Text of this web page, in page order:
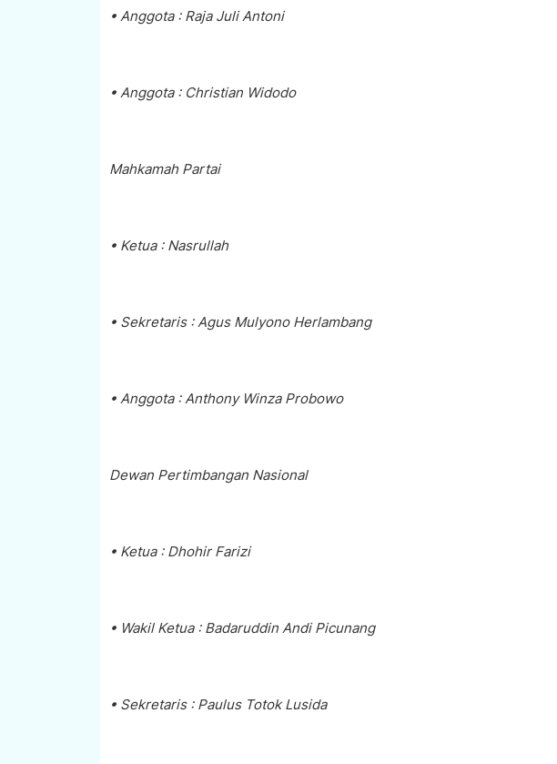
• Anggota : Raja Juli Antoni
• Anggota : Christian Widodo
Mahkamah Partai
• Ketua : Nasrullah
• Sekretaris : Agus Mulyono Herlambang
• Anggota : Anthony Winza Probowo
Dewan Pertimbangan Nasional
• Ketua : Dhohir Farizi
• Wakil Ketua : Badaruddin Andi Picunang
• Sekretaris : Paulus Totok Lusida